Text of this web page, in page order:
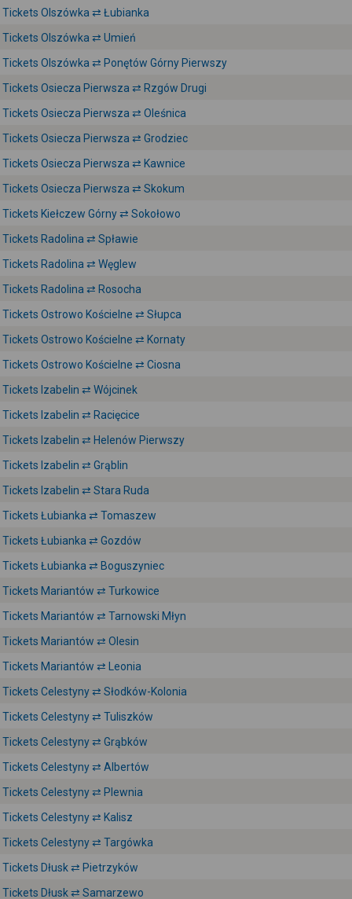
Tickets Olszówka ⇄ Łubianka
Tickets Olszówka ⇄ Umień
Tickets Olszówka ⇄ Ponętów Górny Pierwszy
Tickets Osiecza Pierwsza ⇄ Rzgów Drugi
Tickets Osiecza Pierwsza ⇄ Oleśnica
Tickets Osiecza Pierwsza ⇄ Grodziec
Tickets Osiecza Pierwsza ⇄ Kawnice
Tickets Osiecza Pierwsza ⇄ Skokum
Tickets Kiełczew Górny ⇄ Sokołowo
Tickets Radolina ⇄ Spławie
Tickets Radolina ⇄ Węglew
Tickets Radolina ⇄ Rosocha
Tickets Ostrowo Kościelne ⇄ Słupca
Tickets Ostrowo Kościelne ⇄ Kornaty
Tickets Ostrowo Kościelne ⇄ Ciosna
Tickets Izabelin ⇄ Wójcinek
Tickets Izabelin ⇄ Racięcice
Tickets Izabelin ⇄ Helenów Pierwszy
Tickets Izabelin ⇄ Grąblin
Tickets Izabelin ⇄ Stara Ruda
Tickets Łubianka ⇄ Tomaszew
Tickets Łubianka ⇄ Gozdów
Tickets Łubianka ⇄ Boguszyniec
Tickets Mariantów ⇄ Turkowice
Tickets Mariantów ⇄ Tarnowski Młyn
Tickets Mariantów ⇄ Olesin
Tickets Mariantów ⇄ Leonia
Tickets Celestyny ⇄ Słodków-Kolonia
Tickets Celestyny ⇄ Tuliszków
Tickets Celestyny ⇄ Grąbków
Tickets Celestyny ⇄ Albertów
Tickets Celestyny ⇄ Plewnia
Tickets Celestyny ⇄ Kalisz
Tickets Celestyny ⇄ Targówka
Tickets Dłusk ⇄ Pietrzyków
Tickets Dłusk ⇄ Samarzewo